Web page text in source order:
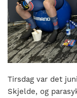
til
bli
en
folkesport.
Tirsdag var det
Skjelde, og